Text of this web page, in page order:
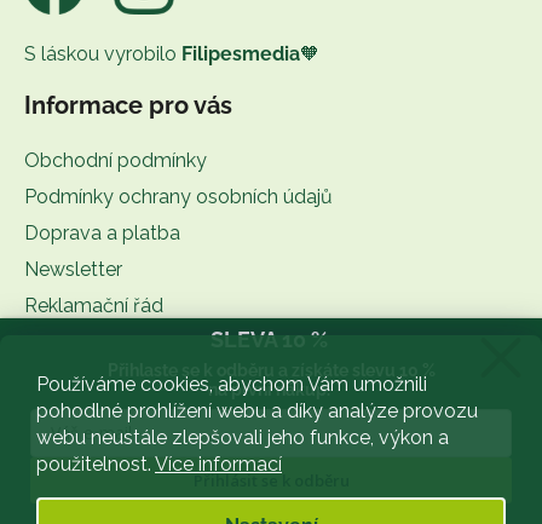
Používáme cookies, abychom Vám umožnili
pohodlné prohlížení webu a díky analýze provozu
webu neustále zlepšovali jeho funkce, výkon a
použitelnost. Více informací
S láskou vyrobilo Filipesmedia🧡
Informace pro vás
Obchodní podmínky
Podmínky ochrany osobních údajů
Doprava a platba
Newsletter
Reklamační řád
BLOG
Slovník pojmů
Facebook
SLEVA 10 %
na první nákup.
Přihlásit se k odběru